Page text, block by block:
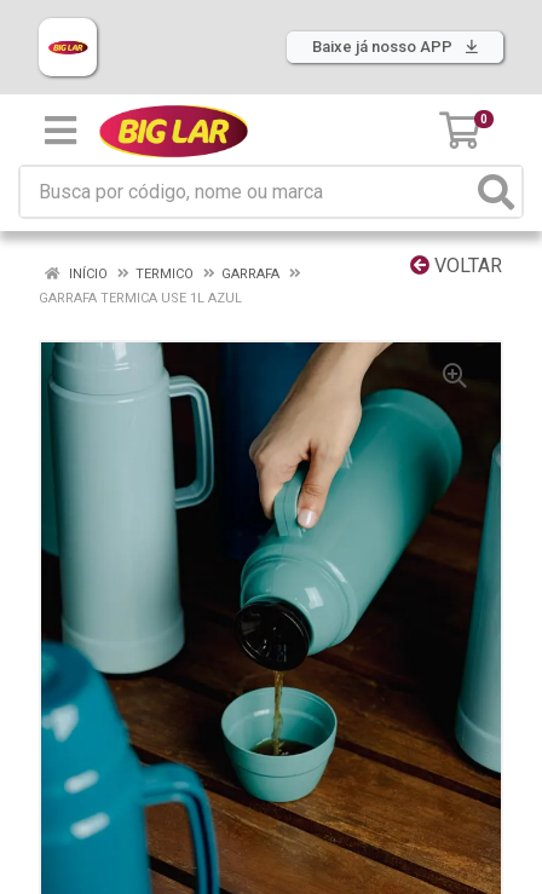
Baixe já nosso APP
0
VOLTAR
INÍCIO TERMICO
GARRAFA
GARRAFA TERMICA USE 1L AZUL